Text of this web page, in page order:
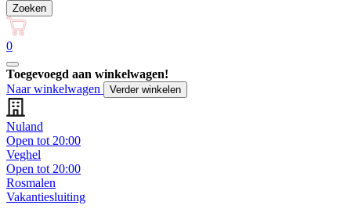
Zoeken
0
Toegevoegd aan winkelwagen!
Naar winkelwagen
Verder winkelen
Nuland
Open tot 20:00
Veghel
Open tot 20:00
Rosmalen
Vakantiesluiting